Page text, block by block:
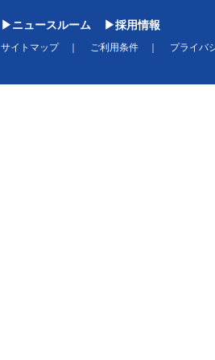
ニュースルーム 採用情報
サイトマップ ご利用条件 プライバ